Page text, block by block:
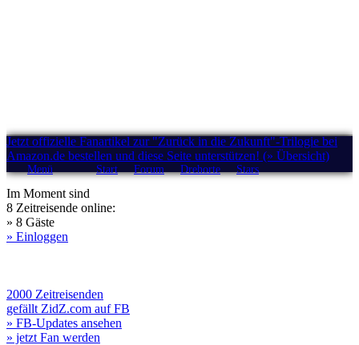
Jetzt offizielle Fanartikel zur "Zurück in die Zukunft"-Trilogie bei
Amazon.de bestellen und diese Seite unterstützen! (» Übersicht)
Menü Start Forum Drehorte Stars
Im Moment sind
8 Zeitreisende online:
» 8 Gäste
» Einloggen
2000 Zeitreisenden
gefällt ZidZ.com auf FB
» FB-Updates ansehen
» jetzt Fan werden